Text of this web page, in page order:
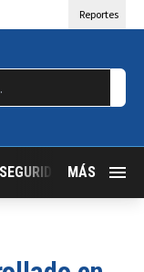
Reportes
SEGURIDAD JALISCO
MÁS